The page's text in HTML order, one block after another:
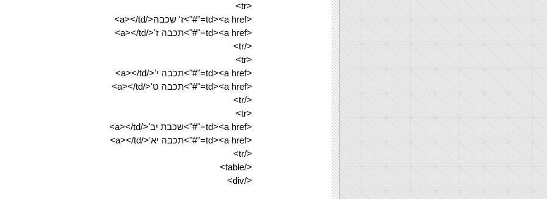
<tr>
<td><a href="#">ז' שכבה</a></td>
<td><a href="#">תכבה ז'</a></td>
</tr>
<tr>
<td><a href="#">תכבה י'</a></td>
<td><a href="#">תכבה ט'</a></td>
</tr>
<tr>
<td><a href="#">שכבת יב'</a></td>
<td><a href="#">תכבה יא'</a></td>
</tr>
</table>
</div>